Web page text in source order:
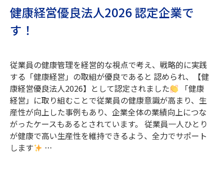
健康経営優良法人2026 認定企業で
す！
従業員の健康管理を経営的な視点で考え、戦略的に実践
する「健康経営」の取組が優良であると 認められ、【健
康経営優良法人2026】として認定されました
「健康
経営」に取り組むことで従業員の健康意識が高まり、生
産性が向上した事例もあり、企業全体の業績向上につな
がったケースもあるとされています。 従業員一人ひとり
が健康で高い生産性を維持できるよう、全力でサポート
します
…